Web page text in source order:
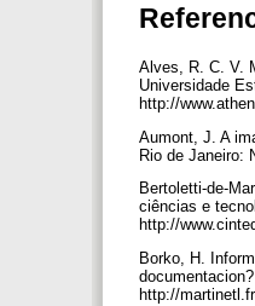
Alves, R. C. V.
Universidade
http://
Aumont, J. A
Rio de Janeiro:
Bertoletti-de-
ciências e
http://
Borko, H.
http://